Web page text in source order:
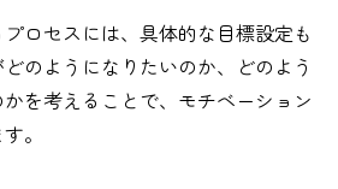
ロセスには、具体的な目標設定も
のようになりたいのか、どのよう
を考えることで、モチベーション
。